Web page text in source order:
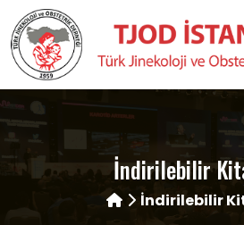
İndirilebilir
İndirilebilir